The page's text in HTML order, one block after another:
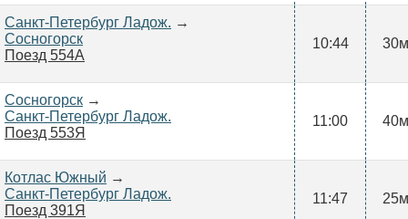
Санкт-Петербург Ладож. →
Сосногорск
Поезд 554А
10:44 30м
Сосногорск →
Санкт-Петербург Ладож.
Поезд 553Я
11:00 40м
Котлас Южный →
Санкт-Петербург Ладож.
Поезд 391Я
11:47 25м